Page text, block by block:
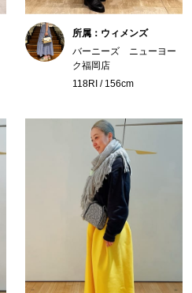
所属：ウィメンズ
バーニーズ ニューヨー
ク福岡店
118RI / 156cm